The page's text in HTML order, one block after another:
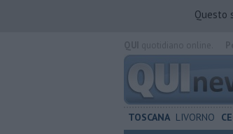
Questo
TOSCANA LIVORNO